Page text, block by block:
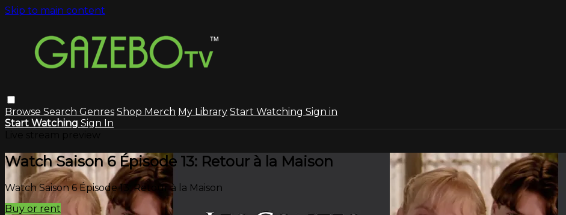
Skip to main content
Browse Search Genres Shop Merch My Library Start Watching Sign in
Start Watching Sign In
Watch Saison 6 Épisode 13: Retour à la Maison
Watch Saison 6 Épisode 13: Retour à la Maison
Buy or rent